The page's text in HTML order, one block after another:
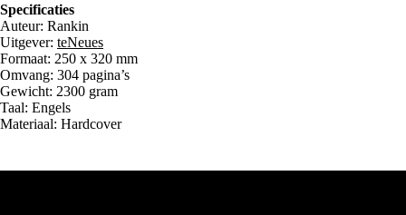
Specificaties
Auteur: Rankin
Uitgever: teNeues
Formaat: 250 x 320 mm
Omvang: 304 pagina’s
Gewicht: 2300 gram
Taal: Engels
Materiaal: Hardcover